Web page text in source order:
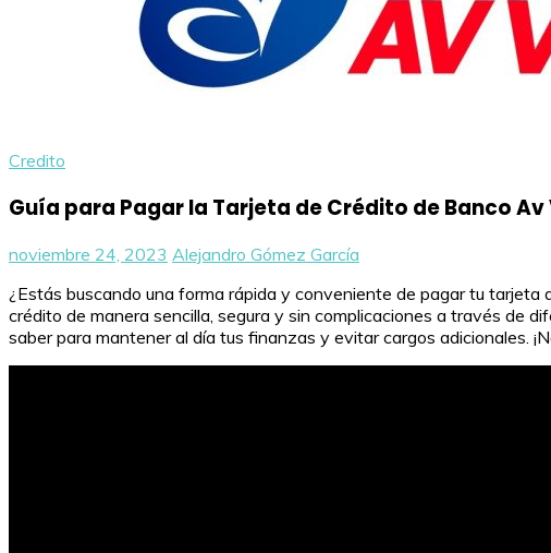
Credito
Guía para Pagar la Tarjeta de Crédito de Banco Av
noviembre 24, 2023 Alejandro Gómez García
¿Estás buscando una forma rápida y conveniente de pagar tu tarjeta
crédito de manera sencilla, segura y sin complicaciones a través de
saber para mantener al día tus finanzas y evitar cargos adicionales.